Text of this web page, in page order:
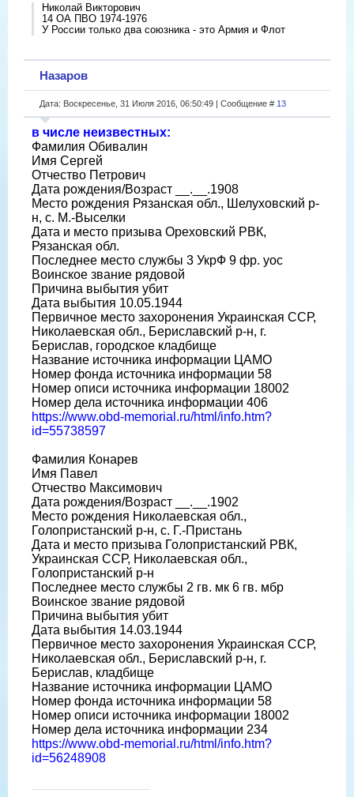
Николай Викторович
14 ОА ПВО 1974-1976
У России только два союзника - это Армия и Флот
Назаров
Дата: Воскресенье, 31 Июля 2016, 06:50:49 | Сообщение # 13
в числе неизвестных:
Фамилия Обивалин
Имя Сергей
Отчество Петрович
Дата рождения/Возраст __.__.1908
Место рождения Рязанская обл., Шелуховский р-
н, с. М.-Выселки
Дата и место призыва Ореховский РВК,
Рязанская обл.
Последнее место службы 3 УкрФ 9 фр. уос
Воинское звание рядовой
Причина выбытия убит
Дата выбытия 10.05.1944
Первичное место захоронения Украинская ССР,
Николаевская обл., Бериславский р-н, г.
Берислав, городское кладбище
Название источника информации ЦАМО
Номер фонда источника информации 58
Номер описи источника информации 18002
Номер дела источника информации 406
https://www.obd-memorial.ru/html/info.htm?
id=55738597
Фамилия Конарев
Имя Павел
Отчество Максимович
Дата рождения/Возраст __.__.1902
Место рождения Николаевская обл.,
Голопристанский р-н, с. Г.-Пристань
Дата и место призыва Голопристанский РВК,
Украинская ССР, Николаевская обл.,
Голопристанский р-н
Последнее место службы 2 гв. мк 6 гв. мбр
Воинское звание рядовой
Причина выбытия убит
Дата выбытия 14.03.1944
Первичное место захоронения Украинская ССР,
Николаевская обл., Бериславский р-н, г.
Берислав, кладбище
Название источника информации ЦАМО
Номер фонда источника информации 58
Номер описи источника информации 18002
Номер дела источника информации 234
https://www.obd-memorial.ru/html/info.htm?
id=56248908